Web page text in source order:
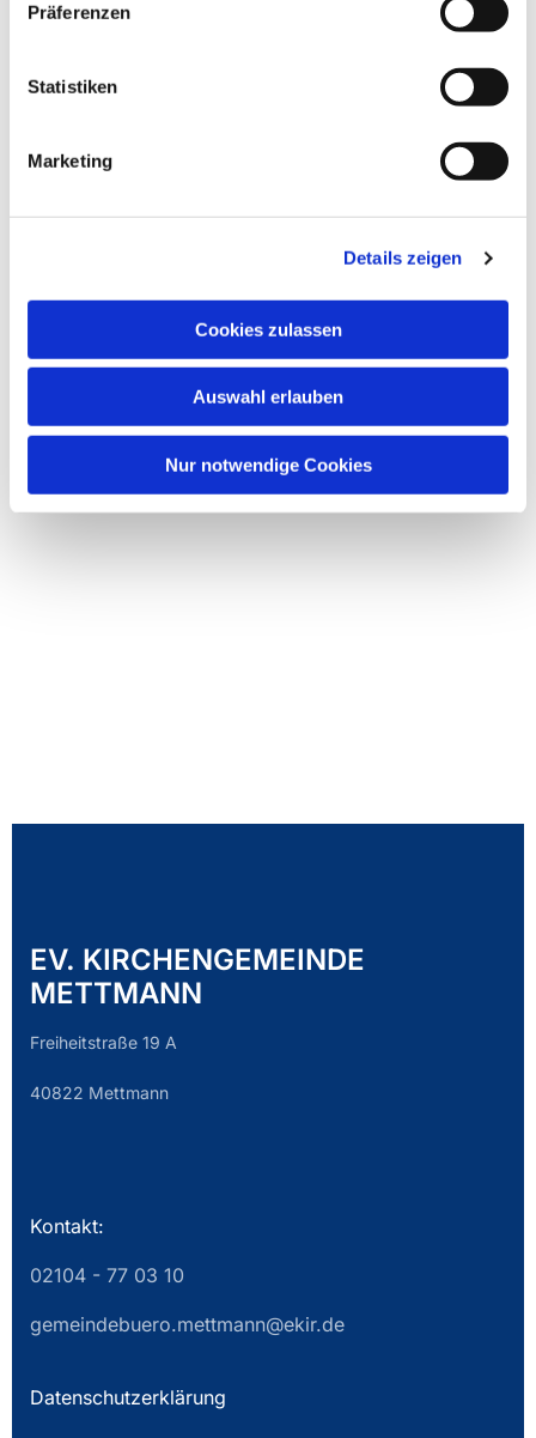
Präferenzen
Statistiken
Marketing
Details zeigen
Cookies zulassen
Auswahl erlauben
Nur notwendige Cookies
EV. KIRCHENGEMEINDE
METTMANN
Freiheitstraße 19 A
40822 Mettmann
Kontakt:
02104 - 77 03 10
gemeindebuero.mettmann@ekir.de
Datenschutzerklärung